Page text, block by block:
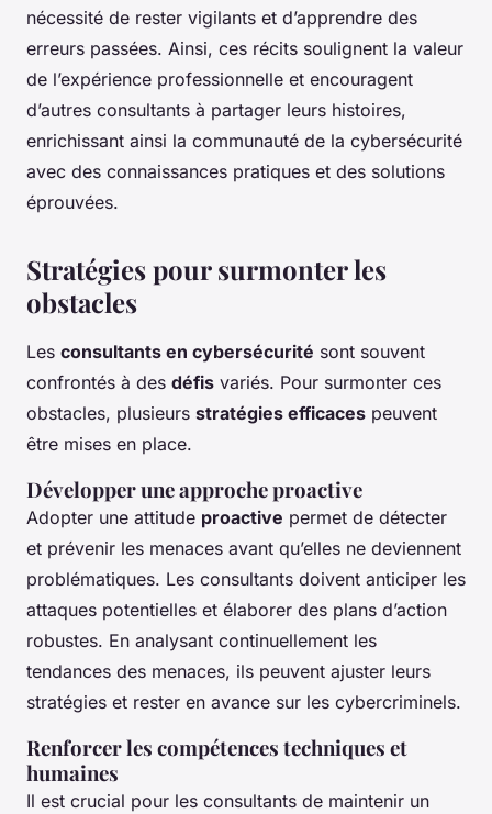
nécessité de rester vigilants et d’apprendre des
erreurs passées. Ainsi, ces récits soulignent la valeur
de l’expérience professionnelle et encouragent
d’autres consultants à partager leurs histoires,
enrichissant ainsi la communauté de la cybersécurité
avec des connaissances pratiques et des solutions
éprouvées.
Stratégies pour surmonter les
obstacles
Les consultants en cybersécurité sont souvent
confrontés à des défis variés. Pour surmonter ces
obstacles, plusieurs stratégies efficaces peuvent
être mises en place.
Développer une approche proactive
Adopter une attitude proactive permet de détecter
et prévenir les menaces avant qu’elles ne deviennent
problématiques. Les consultants doivent anticiper les
attaques potentielles et élaborer des plans d’action
robustes. En analysant continuellement les
tendances des menaces, ils peuvent ajuster leurs
stratégies et rester en avance sur les cybercriminels.
Renforcer les compétences techniques et
humaines
Il est crucial pour les consultants de maintenir un